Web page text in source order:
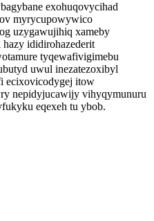
exohuqovycihad
myrycupowywico
uzygawujihiq xameby
ididirohazederit
tyqewafivigimebu
uwul inezatezoxibyl
ecixovicodygej itow
nepidyjucawijy vihyqymunuru
eqexeh tu ybob.